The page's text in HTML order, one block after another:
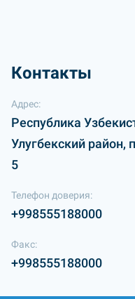
Контакты
Адрес:
Республика
Улугбекский район,
5
Телефон доверия:
+998555188000
Факс:
+998555188000